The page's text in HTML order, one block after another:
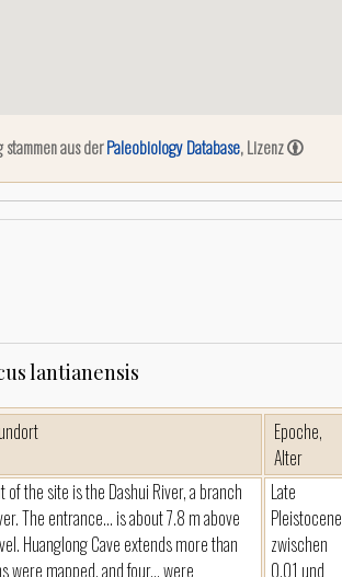
aus derPaleobiology Database, Lizenz
lantianensis
Epoche,
Alter
the site is the Dashui River, a branch
The entrance... is about 7.8 m above
Huanglong Cave extends more than
were mapped, and four... were
Late
Pleistocene
zwischen
0.01 und